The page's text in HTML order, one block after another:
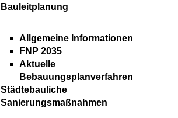
Bauleitplanung
Allgemeine Informationen
FNP 2035
Aktuelle
Bebauungsplanverfahren
Städtebauliche
Sanierungsmaßnahmen